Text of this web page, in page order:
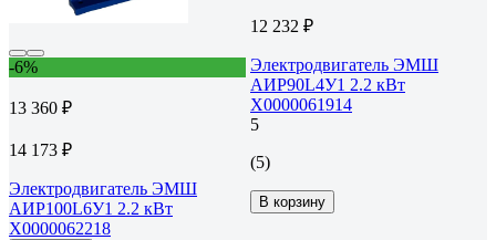
-6%
13 360 ₽
14 173 ₽
Электродвигатель ЭМШ
АИР100L6У1 2.2 кВт
Х0000062218
12 232 ₽
Электродвигатель ЭМШ
АИР90L4У1 2.2 кВт
Х0000061914
5
(5)
В корзину